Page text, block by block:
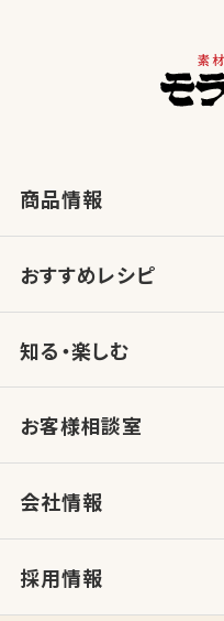
商品情報
おすすめレシピ
知る・楽しむ
お客様相談室
会社情報
採用情報